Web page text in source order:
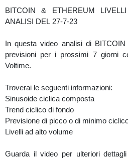
BITCOIN & ETHEREUM LIVELLI BUYSTOP E BUYLIMIT
ANALISI DEL 27-7-23
In questa video analisi di
previsioni per i prossimi 7 giorni
Voltime.
Troverai le seguenti informazioni:
Sinusoide ciclica composta
Trend ciclico di fondo
Previsione di picco o di minimo
Livelli ad alto volume
Guarda il video per ulteriori